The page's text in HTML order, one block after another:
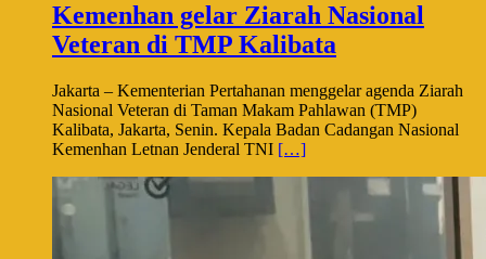
Kemenhan gelar Ziarah Nasional
Veteran di TMP Kalibata
Jakarta – Kementerian Pertahanan menggelar agenda Ziarah
Nasional Veteran di Taman Makam Pahlawan (TMP)
Kalibata, Jakarta, Senin. Kepala Badan Cadangan Nasional
Kemenhan Letnan Jenderal TNI […]